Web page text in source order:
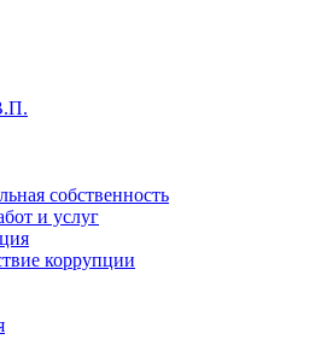
собственность
и услуг
коррупции